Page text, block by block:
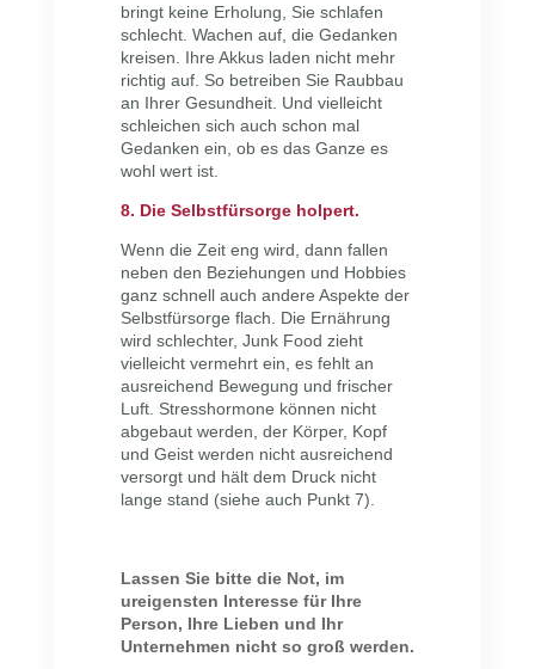
bringt keine Erholung, Sie schlafen
schlecht. Wachen auf, die Gedanken
kreisen. Ihre Akkus laden nicht mehr
richtig auf. So betreiben Sie Raubbau
an Ihrer Gesundheit. Und vielleicht
schleichen sich auch schon mal
Gedanken ein, ob es das Ganze es
wohl wert ist.
8. Die Selbstfürsorge holpert.
Wenn die Zeit eng wird, dann fallen
neben den Beziehungen und Hobbies
ganz schnell auch andere Aspekte der
Selbstfürsorge flach. Die Ernährung
wird schlechter, Junk Food zieht
vielleicht vermehrt ein, es fehlt an
ausreichend Bewegung und frischer
Luft. Stresshormone können nicht
abgebaut werden, der Körper, Kopf
und Geist werden nicht ausreichend
versorgt und hält dem Druck nicht
lange stand (siehe auch Punkt 7).
Lassen Sie bitte die Not, im
ureigensten Interesse für Ihre
Person, Ihre Lieben und Ihr
Unternehmen nicht so groß werden.